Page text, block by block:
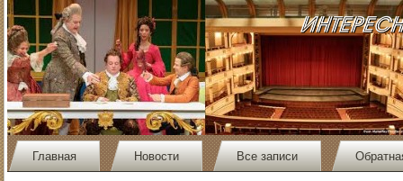
Главная Новости Все записи